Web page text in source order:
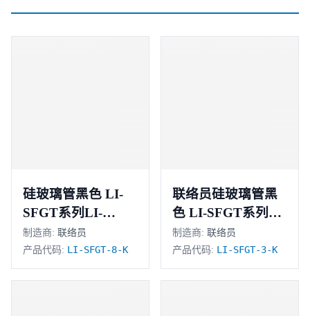
硅玻璃管黑色 LI-
SFGT系列LI-
SFGT-8-K
制造商: 联络员
产品代码: LI-SFGT-8-K
联络员硅玻璃管黑
色 LI-SFGT系列LI-
SFGT-3-K
制造商: 联络员
产品代码: LI-SFGT-3-K